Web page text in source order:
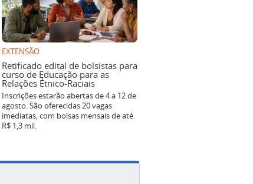
EXTENSÃO
Retificado edital de bolsistas para
curso de Educação para as
Relações Étnico-Raciais
Inscrições estarão abertas de 4 a 12 de
agosto. São oferecidas 20 vagas
imediatas, com bolsas mensais de até
R$ 1,3 mil.